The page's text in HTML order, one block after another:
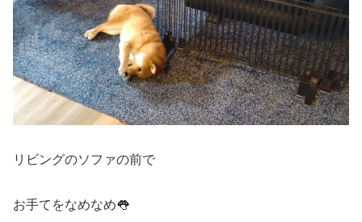
リビングのソファの前で
お手てをなめなめ👅